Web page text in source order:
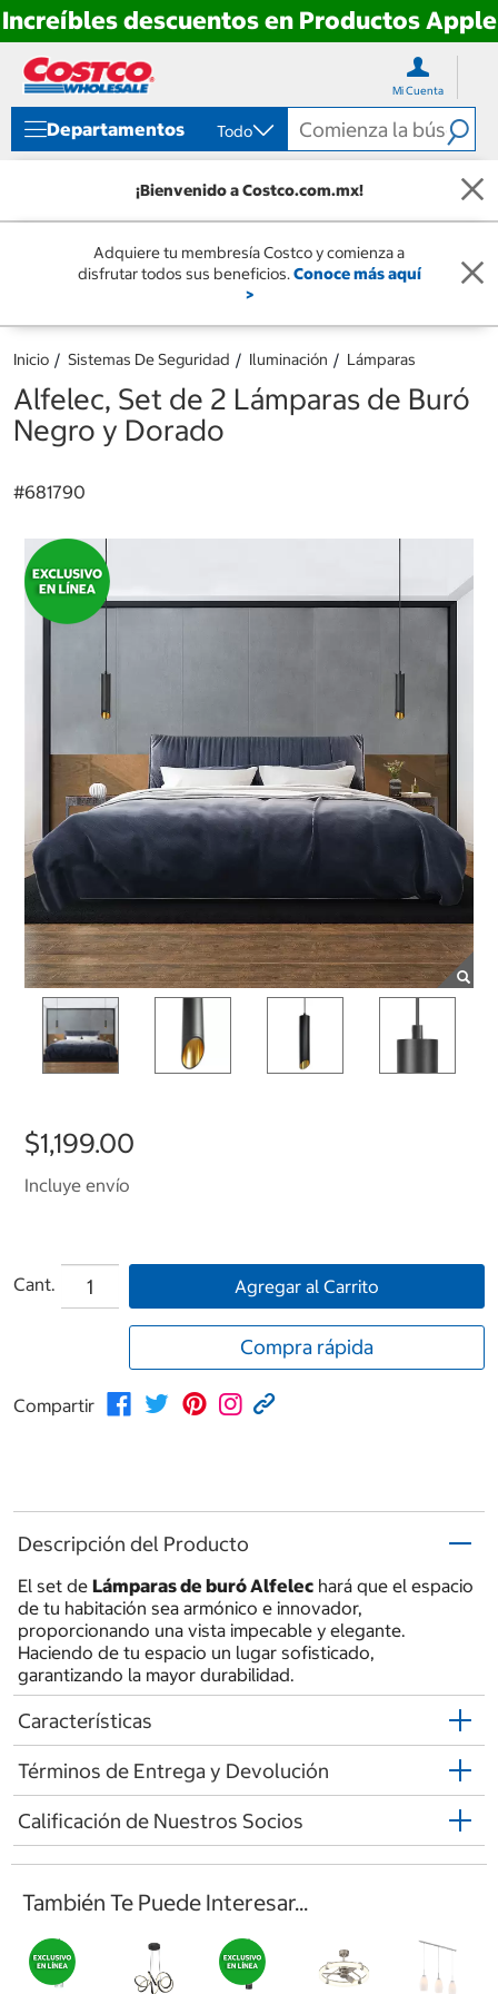
Increíbles descuentos en Productos Apple
directo
contenido
directo
menú
navegación
Mi Cuenta
Departamentos Todo
¡Bienvenido a Costco.com.mx!
Adquiere tu membresía Costco y comienza a
disfrutar todos sus beneficios.Conoce más aquí
>
Inicio Sistemas De Seguridad Iluminación Lámparas
Alfelec, Set de 2 Lámparas de Buró
Negro y Dorado
#681790
$1,199.00
Incluye envío
Cant. Agregar al Carrito
Compra rápida
Compartir
Descripción del Producto
El set de Lámparas de buró Alfelec hará que el espacio
de tu habitación sea armónico e innovador,
proporcionando una vista impecable y elegante.
Haciendo de tu espacio un lugar sofisticado,
garantizando la mayor durabilidad.
Características
Términos de Entrega y Devolución
Calificación de Nuestros Socios
También Te Puede Interesar...